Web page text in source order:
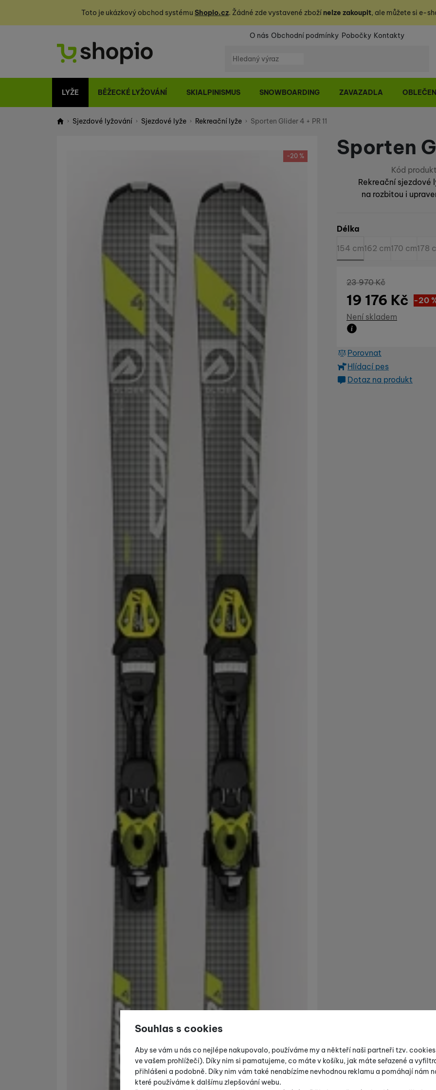
Souhlas s cookies
Aby se vám u nás co nejlépe nakupovalo, používáme my a někteří naši partneři tzv.
ve vašem prohlížeči). Díky nim si pamatujeme, co máte v košíku, jak máte seřazené a
přihlášeni a podobně. Díky nim vám také nenabízíme nevhodnou reklamu a pomáhají nám
které používáme k dalšímu zlepšování webu.
Toto je ukázkový obchod systému Shopio.cz. Žádné zde vystavené zboží nelze zakoupit, ale můžete si e-
O nás Obchodní podmínky Pobočky Kontakty
Vyhledávání
LYŽE BĚŽECKÉ LYŽOVÁNÍ SKIALPINISMUS SNOWBOARDING ZAVAZADLA
Sjezdové lyžování Sjezdové lyže Rekreační lyže Sporten Glider 4 + PR 11
Sporten
Kód
Rekreační sjezdové
na rozbitou i
Vyberte variantu
Délka
154 cm162 cm170 cm178
Dostupnost
Není skladem
Původní cena
23 970Kč
4
(
-20
19 176 Kč
Porovnat
Hlídací pes
Dotaz na produkt
-20 %